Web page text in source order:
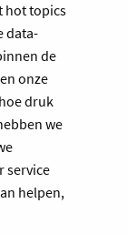
hot topics
data-
de
onze
druk
we
service
helpen,